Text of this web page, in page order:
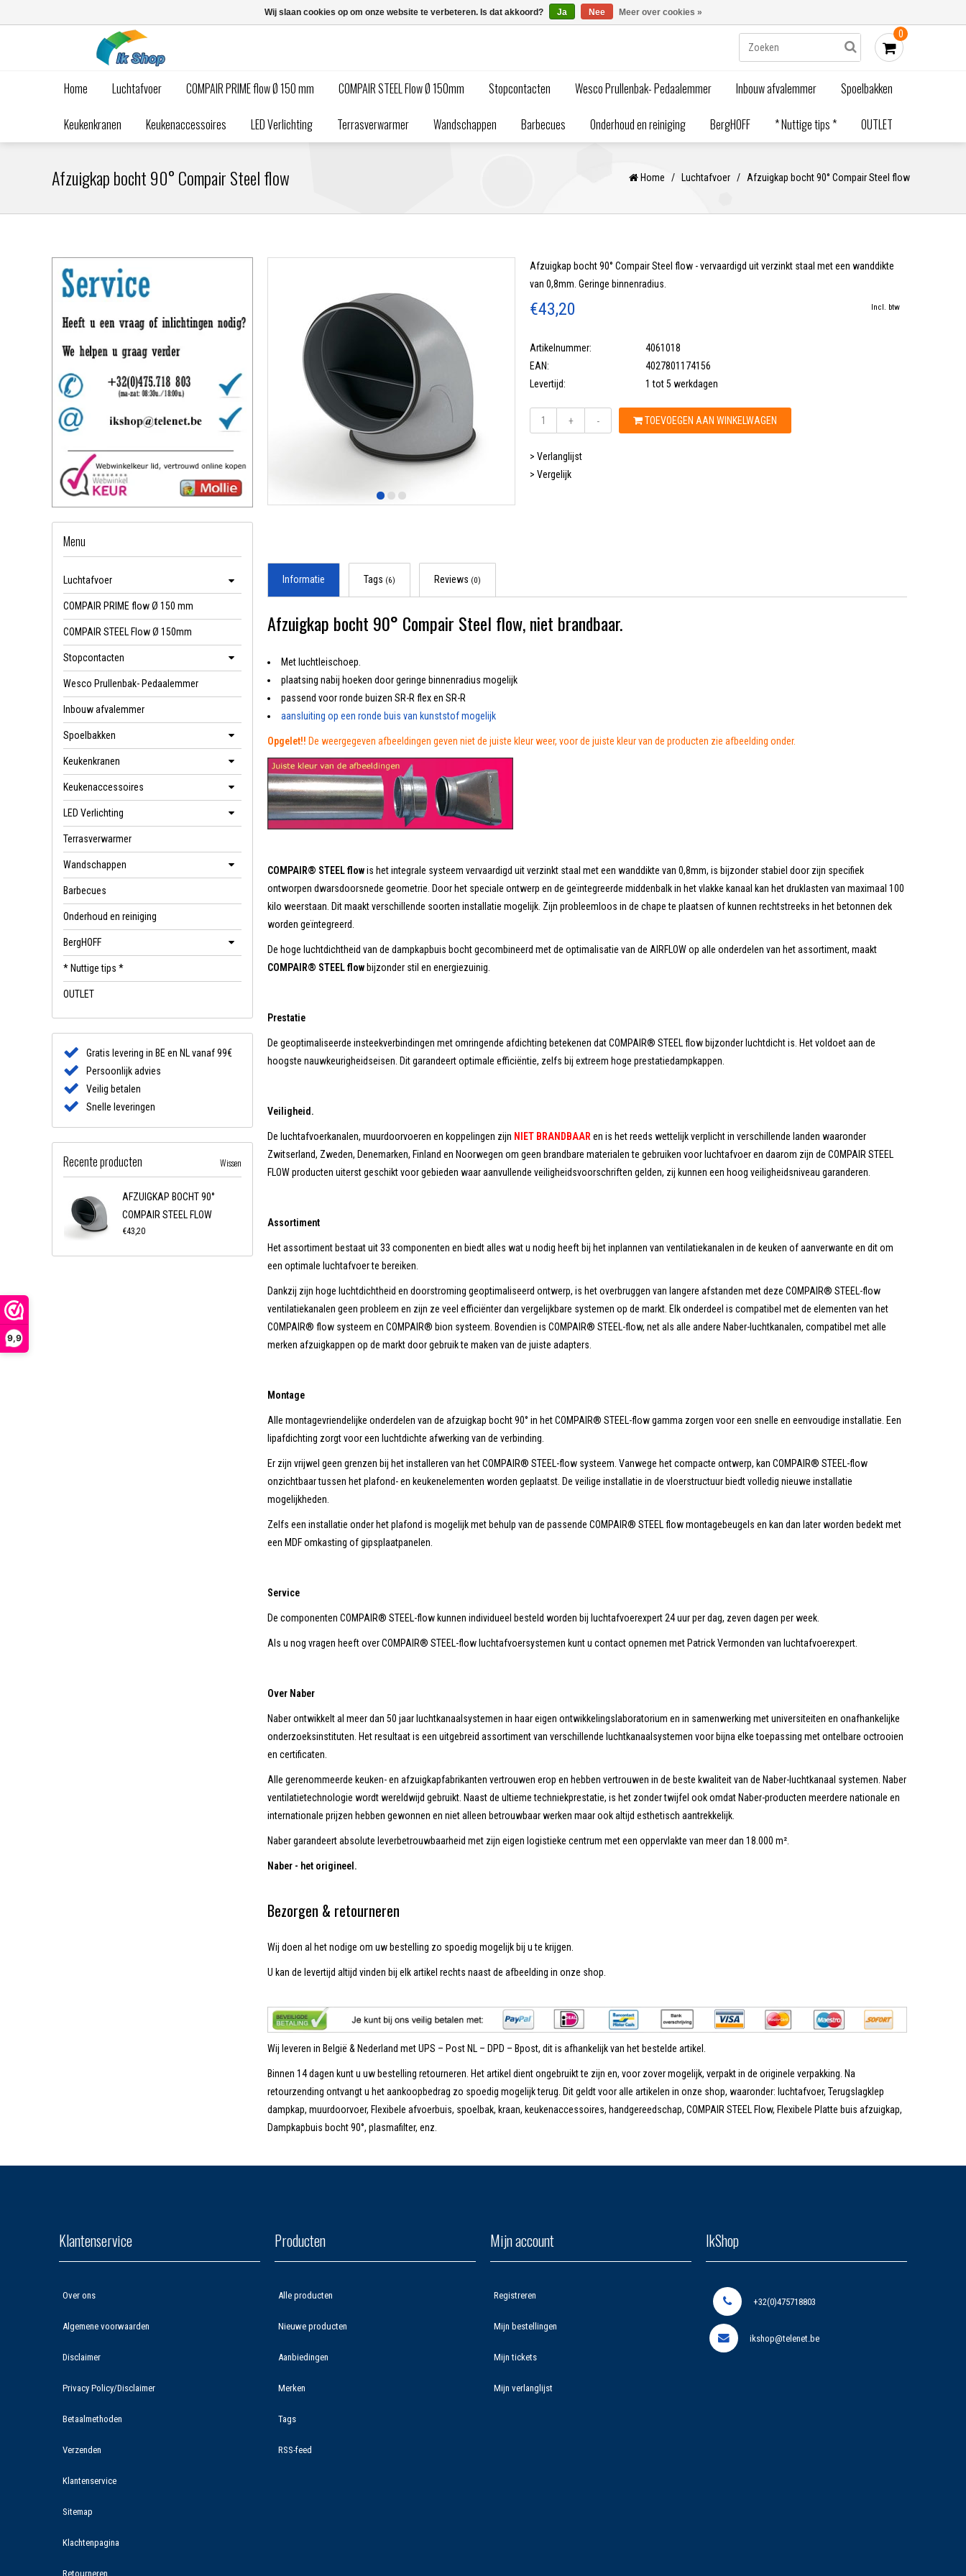
9,9
0
Home Luchtafvoer COMPAIR PRIME flow Ø 150 mm COMPAIR STEEL Flow Ø 150mm Stopcontacten Wesco Prullenbak- Pedaalemmer Inbouw afvalemmer Spoelbakken
Keukenkranen Keukenaccessoires LED Verlichting Terrasverwarmer Wandschappen Barbecues Onderhoud en reiniging BergHOFF * Nuttige tips * OUTLET
Afzuigkap bocht 90° Compair Steel flow Home / Luchtafvoer / Afzuigkap bocht 90° Compair Steel flow
Afzuigkap bocht 90° Compair Steel flow - vervaardigd uit verzinkt staal met een wanddikte
van 0,8mm. Geringe binnenradius.
€43,20 Incl. btw
Artikelnummer:
4061018
EAN:
4027801174156
Levertijd:
1 tot 5 werkdagen
+ - TOEVOEGEN AAN WINKELWAGEN
> Verlanglijst
> Vergelijk
Informatie Tags (6) Reviews (0)
Afzuigkap bocht 90° Compair Steel flow, niet brandbaar.
Met luchtleischoep.
plaatsing nabij hoeken door geringe binnenradius mogelijk
passend voor ronde buizen SR-R flex en SR-R
aansluiting op een ronde buis van kunststof mogelijk
Opgelet!! De weergegeven afbeeldingen geven niet de juiste kleur weer, voor de juiste kleur van de producten zie afbeelding onder.
COMPAIR® STEEL flowis het integrale systeem vervaardigd uit verzinkt staal met een wanddikte van 0,8mm, is bijzonder stabiel door zijn specifiek
ontworpen dwarsdoorsnede geometrie. Door het speciale ontwerp en de geïntegreerde middenbalk in het vlakke kanaal kan het druklasten van maximaal 100
kilo weerstaan. Dit maakt verschillende soorten installatie mogelijk. Zijn probleemloos in de chape te plaatsen of kunnen rechtstreeks in het betonnen dek
worden geïntegreerd.
De hoge luchtdichtheid van de dampkapbuis bocht gecombineerd met de optimalisatie van de AIRFLOW op alle onderdelen van het assortiment, maakt
COMPAIR® STEEL flow bijzonder stil en energiezuinig.
Prestatie
De geoptimaliseerde insteekverbindingen met omringende afdichting betekenen dat COMPAIR® STEEL flow bijzonder luchtdicht is. Het voldoet aan de
hoogste nauwkeurigheidseisen. Dit garandeert optimale efficiëntie, zelfs bij extreem hoge prestatiedampkappen.
Veiligheid.
De luchtafvoerkanalen, muurdoorvoeren en koppelingen zijn NIET BRANDBAAR en is het reeds wettelijk verplicht in verschillende landen waaronder
Zwitserland, Zweden, Denemarken, Finland en Noorwegen om geen brandbare materialen te gebruiken voor luchtafvoer en daarom zijn de COMPAIR STEEL
FLOW producten uiterst geschikt voor gebieden waar aanvullende veiligheidsvoorschriften gelden, zij kunnen een hoog veiligheidsniveau garanderen.
Assortiment
Het assortiment bestaat uit 33 componenten en biedt alles wat u nodig heeft bij het inplannen van ventilatiekanalen in de keuken of aanverwante en dit om
een optimale luchtafvoer te bereiken.
Dankzij zijn hoge luchtdichtheid en doorstroming geoptimaliseerd ontwerp, is het overbruggen van langere afstanden met deze COMPAIR® STEEL-flow
ventilatiekanalen geen probleem en zijn ze veel efficiënter dan vergelijkbare systemen op de markt. Elk onderdeel is compatibel met de elementen van het
COMPAIR® flow systeem en COMPAIR® bion systeem. Bovendien is COMPAIR® STEEL-flow, net als alle andere Naber-luchtkanalen, compatibel met alle
merken afzuigkappen op de markt door gebruik te maken van de juiste adapters.
Montage
Alle montagevriendelijke onderdelen van de afzuigkap bocht 90° in het COMPAIR® STEEL-flow gamma zorgen voor een snelle en eenvoudige installatie. Een
lipafdichting zorgt voor een luchtdichte afwerking van de verbinding.
Er zijn vrijwel geen grenzen bij het installeren van het COMPAIR® STEEL-flow systeem. Vanwege het compacte ontwerp, kan COMPAIR® STEEL-flow
onzichtbaar tussen het plafond- en keukenelementen worden geplaatst. De veilige installatie in de vloerstructuur biedt volledig nieuwe installatie
mogelijkheden.
Zelfs een installatie onder het plafond is mogelijk met behulp van de passende COMPAIR® STEEL flow montagebeugels en kan dan later worden bedekt met
een MDF omkasting of gipsplaatpanelen.
Service
De componenten COMPAIR® STEEL-flow kunnen individueel besteld worden bij luchtafvoerexpert 24 uur per dag, zeven dagen per week.
Als u nog vragen heeft over COMPAIR® STEEL-flow luchtafvoersystemen kunt u contact opnemen met Patrick Vermonden van luchtafvoerexpert.
Over Naber
Naber ontwikkelt al meer dan 50 jaar luchtkanaalsystemen in haar eigen ontwikkelingslaboratorium en in samenwerking met universiteiten en onafhankelijke
onderzoeksinstituten. Het resultaat is een uitgebreid assortiment van verschillende luchtkanaalsystemen voor bijna elke toepassing met ontelbare octrooien
en certificaten.
Alle gerenommeerde keuken- en afzuigkapfabrikanten vertrouwen erop en hebben vertrouwen in de beste kwaliteit van de Naber-luchtkanaal systemen. Naber
ventilatietechnologie wordt wereldwijd gebruikt. Naast de ultieme techniekprestatie, is het zonder twijfel ook omdat Naber-producten meerdere nationale en
internationale prijzen hebben gewonnen en niet alleen betrouwbaar werken maar ook altijd esthetisch aantrekkelijk.
Naber garandeert absolute leverbetrouwbaarheid met zijn eigen logistieke centrum met een oppervlakte van meer dan 18.000 m².
Naber - het origineel.
Bezorgen & retourneren
Wij doen al het nodige om uw bestelling zo spoedig mogelijk bij u te krijgen.
U kan de levertijd altijd vinden bij elk artikel rechts naast de afbeelding in onze shop.
Wij leveren in België & Nederland met UPS – Post NL – DPD – Bpost, dit is afhankelijk van het bestelde artikel.
Binnen 14 dagen kunt u uw bestelling retourneren. Het artikel dient ongebruikt te zijn en, voor zover mogelijk, verpakt in de originele verpakking. Na
retourzending ontvangt u het aankoopbedrag zo spoedig mogelijk terug. Dit geldt voor alle artikelen in onze shop, waaronder: luchtafvoer, Terugslagklep
dampkap, muurdoorvoer, Flexibele afvoerbuis, spoelbak, kraan, keukenaccessoires, handgereedschap, COMPAIR STEEL Flow, Flexibele Platte buis afzuigkap,
Dampkapbuis bocht 90°, plasmafilter, enz.
Menu
Luchtafvoer
COMPAIR PRIME flow Ø 150 mm
COMPAIR STEEL Flow Ø 150mm
Stopcontacten
Wesco Prullenbak- Pedaalemmer
Inbouw afvalemmer
Spoelbakken
Keukenkranen
Keukenaccessoires
LED Verlichting
Terrasverwarmer
Wandschappen
Barbecues
Onderhoud en reiniging
BergHOFF
* Nuttige tips *
OUTLET
Gratis levering in BE en NL vanaf 99€
Persoonlijk advies
Veilig betalen
Snelle leveringen
Recente producten Wissen
AFZUIGKAP BOCHT 90°
COMPAIR STEEL FLOW
€43,20
Klantenservice
Over ons
Algemene voorwaarden
Disclaimer
Privacy Policy/Disclaimer
Betaalmethoden
Verzenden
Klantenservice
Sitemap
Klachtenpagina
Retourneren
Producten
Alle producten
Nieuwe producten
Aanbiedingen
Merken
Tags
RSS-feed
Mijn account
Registreren
Mijn bestellingen
Mijn tickets
Mijn verlanglijst
IkShop
+32(0)475718803
ikshop@telenet.be
Wij slaan cookies op om onze website te verbeteren. Is dat akkoord? Ja Nee Meer over cookies »